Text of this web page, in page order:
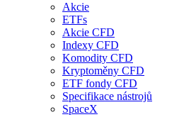
Akcie
ETFs
Akcie CFD
Indexy CFD
Komodity CFD
Kryptoměny CFD
ETF fondy CFD
Specifikace nástrojů
SpaceX